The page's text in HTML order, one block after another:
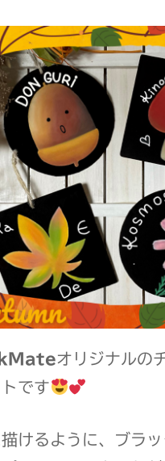
オリジナルの
です
けるように、 ブラッ